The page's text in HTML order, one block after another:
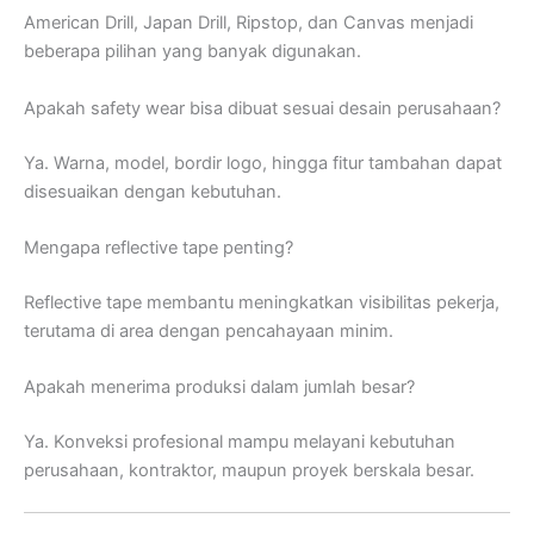
American Drill, Japan Drill, Ripstop, dan Canvas menjadi
beberapa pilihan yang banyak digunakan.
Apakah safety wear bisa dibuat sesuai desain perusahaan?
Ya. Warna, model, bordir logo, hingga fitur tambahan dapat
disesuaikan dengan kebutuhan.
Mengapa reflective tape penting?
Reflective tape membantu meningkatkan visibilitas pekerja,
terutama di area dengan pencahayaan minim.
Apakah menerima produksi dalam jumlah besar?
Ya. Konveksi profesional mampu melayani kebutuhan
perusahaan, kontraktor, maupun proyek berskala besar.